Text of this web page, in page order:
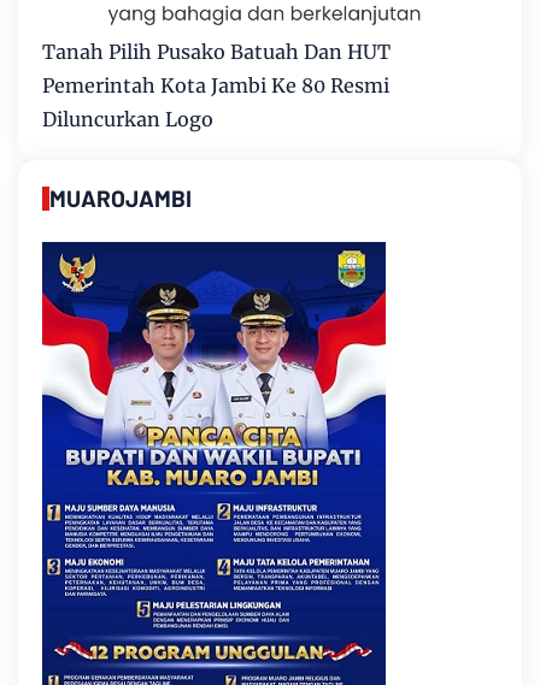
Tanah Pilih Pusako Batuah Dan HUT
Pemerintah Kota Jambi Ke 80 Resmi
Diluncurkan Logo
MUAROJAMBI